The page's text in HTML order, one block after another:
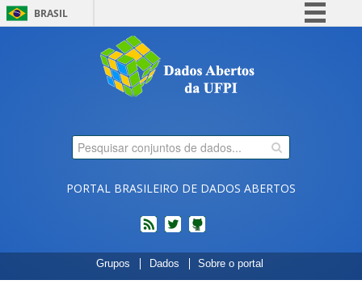
BRASIL
Comunica BR
Participe
Legislação
PORTAL BRASILEIRO DE DADOS ABERTOS
feed twitterCódigos
fonte
de
Grupos Dados Sobre o portal